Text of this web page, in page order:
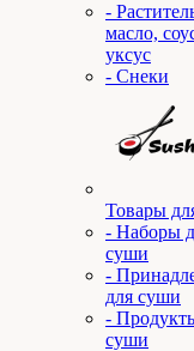
-
масло,
уксус
- Снеки
Товары
- Наборы
суши
-
для суши
-
суши